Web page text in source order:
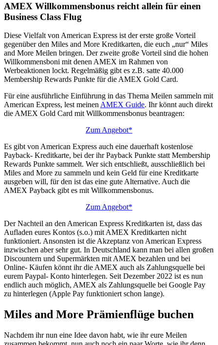
AMEX Willkommensbonus reicht allein für einen
Business Class Flug
Diese Vielfalt von American Express ist der erste große Vorteil
gegenüber den Miles and More Kreditkarten, die euch „nur“ Miles
and More Meilen bringen. Der zweite große Vorteil sind die hohen
Willkommensboni mit denen AMEX im Rahmen von
Werbeaktionen lockt. Regelmäßig gibt es z.B. satte 40.000
Membership Rewards Punkte für die AMEX Gold Card.
Für eine ausführliche Einführung in das Thema Meilen sammeln mit
American Express, lest meinen AMEX Guide. Ihr könnt auch direkt
die AMEX Gold Card mit Willkommensbonus beantragen:
Zum Angebot*
Es gibt von American Express auch eine dauerhaft kostenlose
Payback- Kreditkarte, bei der ihr Payback Punkte statt Membership
Rewards Punkte sammelt. Wer sich entschließt, ausschließlich bei
Miles and More zu sammeln und kein Geld für eine Kreditkarte
ausgeben will, für den ist das eine gute Alternative. Auch die
AMEX Payback gibt es mit Willkommensbonus.
Zum Angebot*
Der Nachteil an den American Express Kreditkarten ist, dass das
Aufladen eures Kontos (s.o.) mit AMEX Kreditkarten nicht
funktioniert. Ansonsten ist die Akzeptanz von American Express
inzwischen aber sehr gut. In Deutschland kann man bei allen großen
Discountern und Supermärkten mit AMEX bezahlen und bei
Online- Käufen könnt ihr die AMEX auch als Zahlungsquelle bei
eurem Paypal- Konto hinterlegen. Seit Dezember 2022 ist es nun
endlich auch möglich, AMEX als Zahlungsquelle bei Google Pay
zu hinterlegen (Apple Pay funktioniert schon lange).
Miles and More Prämienflüge buchen
Nachdem ihr nun eine Idee davon habt, wie ihr eure Meilen